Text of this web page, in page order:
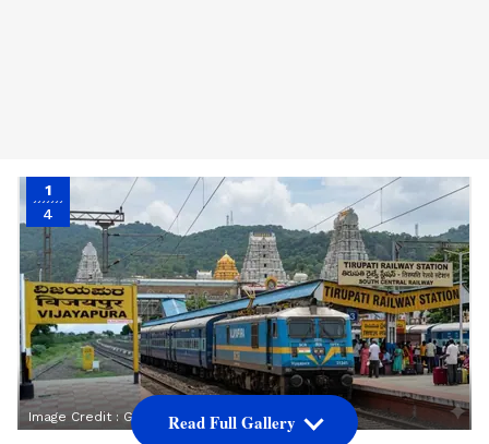
1
4
Image Credit : Gemini Read Full Gallery